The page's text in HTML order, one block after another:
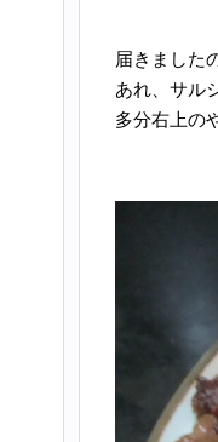
届きました
あれ、サル
多分右上の